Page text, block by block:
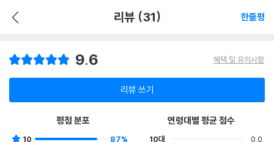
리뷰 (31) 한줄평
9.6 혜택 및 유의사항
리뷰 쓰기
평점 분포
10
87%
연령대별 평균 점수
10대
0.0